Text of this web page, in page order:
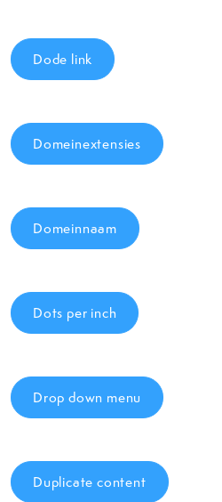
Dode link
Domeinextensies
Domeinnaam
Dots per inch
Drop down menu
Duplicate content